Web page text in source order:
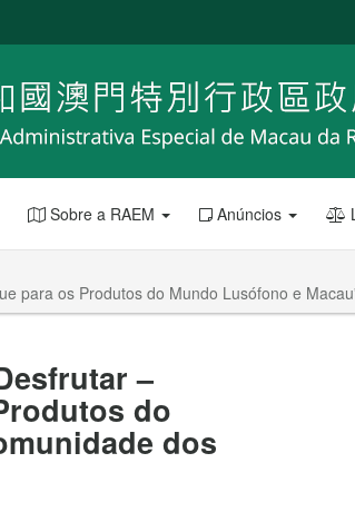
Sobre a RAEM Anúncios
para os Produtos do Mundo Lusófono e
–
do
dos